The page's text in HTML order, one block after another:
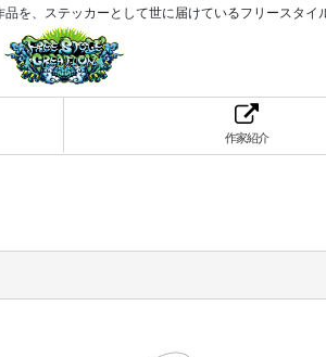
を、ステッカーとして世に届けているフリースタイ
作家紹介